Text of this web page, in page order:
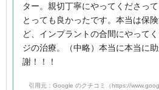
ター。親切丁寧にやってくださっ
とっても良かったです。本当は保
ど、インプラントの合間にやって
ジの治療。（中略）本当に本当に
謝！！！
引用元：Google のクチコミ（https://